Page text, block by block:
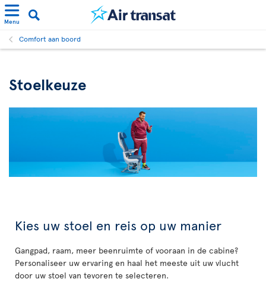
Menu
Comfort aan boord
Stoelkeuze
Kies uw stoel en reis op uw manier
Gangpad, raam, meer beenruimte of vooraan in de cabine?
Personaliseer uw ervaring en haal het meeste uit uw vlucht
door uw stoel van tevoren te selecteren.